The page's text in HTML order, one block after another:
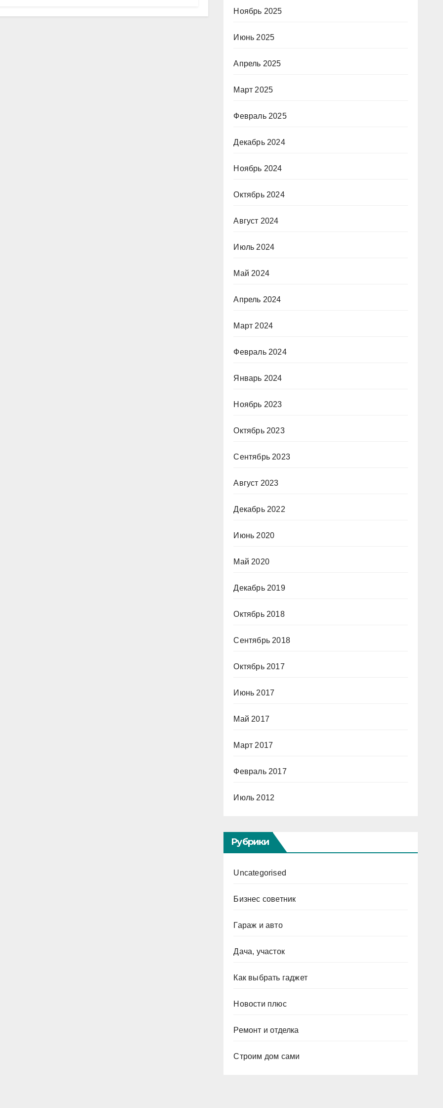
Ноябрь 2025
Июнь 2025
Апрель 2025
Март 2025
Февраль 2025
Декабрь 2024
Ноябрь 2024
Октябрь 2024
Август 2024
Июль 2024
Май 2024
Апрель 2024
Март 2024
Февраль 2024
Январь 2024
Ноябрь 2023
Октябрь 2023
Сентябрь 2023
Август 2023
Декабрь 2022
Июнь 2020
Май 2020
Декабрь 2019
Октябрь 2018
Сентябрь 2018
Октябрь 2017
Июнь 2017
Май 2017
Март 2017
Февраль 2017
Июль 2012
Рубрики
Uncategorised
Бизнес советник
Гараж и авто
Дача, участок
Как выбрать гаджет
Новости плюс
Ремонт и отделка
Строим дом сами